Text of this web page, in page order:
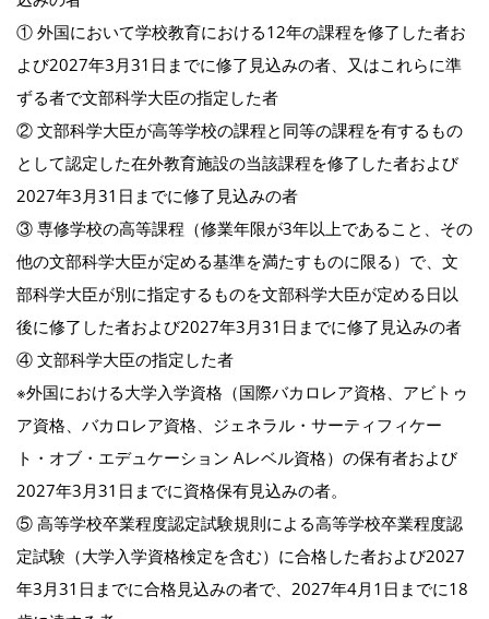
① 外国において学校教育における12年の課程を修了した者お
よび2027年3月31日までに修了見込みの者、又はこれらに準
ずる者で文部科学大臣の指定した者
② 文部科学大臣が高等学校の課程と同等の課程を有するもの
として認定した在外教育施設の当該課程を修了した者および
2027年3月31日までに修了見込みの者
③ 専修学校の高等課程（修業年限が3年以上であること、その
他の文部科学大臣が定める基準を満たすものに限る）で、文
部科学大臣が別に指定するものを文部科学大臣が定める日以
後に修了した者および2027年3月31日までに修了見込みの者
④ 文部科学大臣の指定した者
※外国における大学入学資格（国際バカロレア資格、アビトゥ
ア資格、バカロレア資格、ジェネラル・サーティフィケー
ト・オブ・エデュケーション Aレベル資格）の保有者および
2027年3月31日までに資格保有見込みの者。
⑤ 高等学校卒業程度認定試験規則による高等学校卒業程度認
定試験（大学入学資格検定を含む）に合格した者および2027
年3月31日までに合格見込みの者で、2027年4月1日までに18